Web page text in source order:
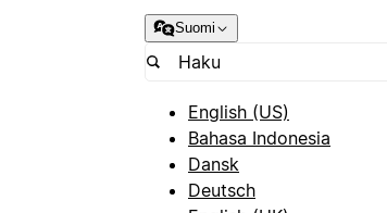
Suomi
English (US)
Bahasa Indonesia
Dansk
Deutsch